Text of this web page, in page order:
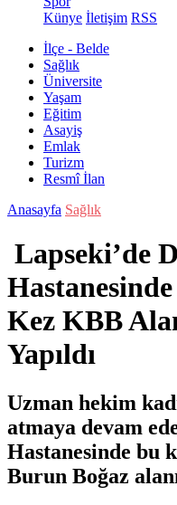
Künye İletişim RSS
İlçe - Belde
Sağlık
Üniversite
Yaşam
Eğitim
Asayiş
Emlak
Turizm
Resmî İlan
Anasayfa Sağlık
Lapseki’de
Kez KBB
Yapıldı
Uzman hekim
atmaya devam
Hastanesinde bu
Burun Boğaz